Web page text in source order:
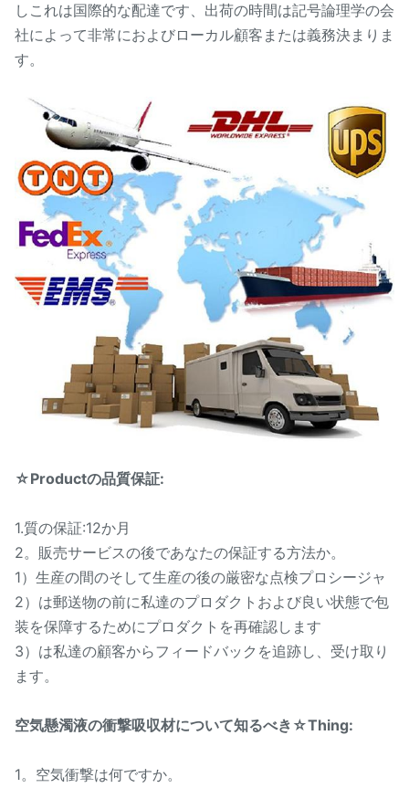
しこれは国際的な配達です、出荷の時間は記号論理学の会
社によって非常におよびローカル顧客または義務決まりま
す。
☆Productの品質保証:
1.質の保証:12か月
2。販売サービスの後であなたの保証する方法か。
1）生産の間のそして生産の後の厳密な点検プロシージャ
2）は郵送物の前に私達のプロダクトおよび良い状態で包
装を保障するためにプロダクトを再確認します
3）は私達の顧客からフィードバックを追跡し、受け取り
ます。
空気懸濁液の衝撃吸収材について知るべき☆Thing:
1。空気衝撃は何ですか。